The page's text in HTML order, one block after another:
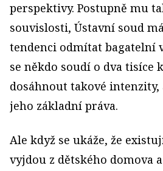
perspektivy. Postupně mu
souvislosti, Ústavní soud
tendenci odmítat bagatelní
se někdo soudí o dva tisíce
dosáhnout takové
jeho základní práva.
Ale když se ukáže, že
vyjdou z dětského domova